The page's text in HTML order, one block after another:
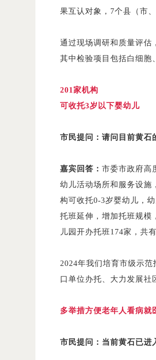
果互认对象，7个县（市
通过现场调研和质量评估
其中检验项目包括白细胞
201家机构
可收托3岁以下婴幼儿
市民提问：请问目前黄石
嘉宾回答： 市委市政府高
幼儿活动场所和服务设施
构可收托0-3岁婴幼儿，
托班延伸，增加托班规模
儿园开办托班174家，共
2024年我们培育市级示
口单位办托、大力发展社
多举措方便老年人看病就
市民提问：当前黄石已进